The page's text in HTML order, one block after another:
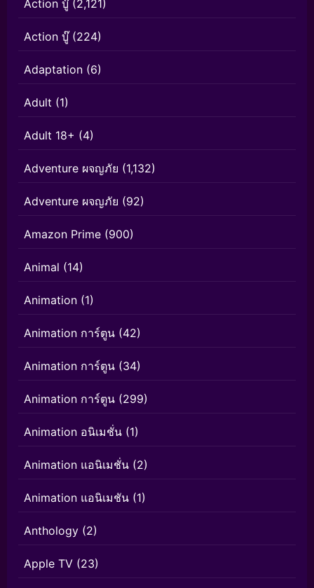
Action บู๊(2,121)
Action บู๊(224)
Adaptation (6)
Adult (1)
Adult 18+ (4)
Adventure ผจญภัย (1,132)
Adventure ผจญภัย (92)
Amazon Prime (900)
Animal (14)
Animation (1)
Animation การ์ตูน (42)
Animation การ์ตูน (34)
Animation การ์ตูน (299)
Animation อนิเมชั่น (1)
Animation แอนิเมชั่น (2)
Animation แอนิเมชัน (1)
Anthology (2)
Apple TV (23)